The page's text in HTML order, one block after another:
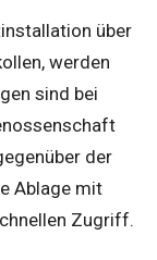
über
werden
sind bei
der
Ablage mit
Zugriff.